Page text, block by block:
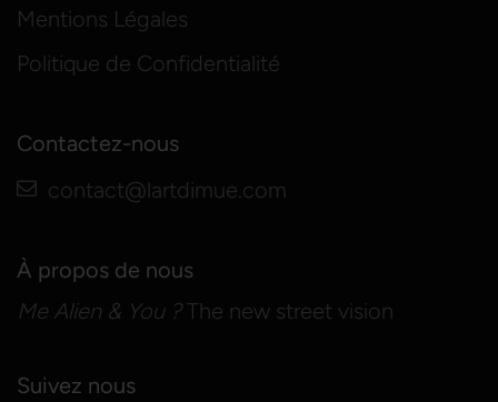
Mentions Légales
Politique de Confidentialité
Contactez-nous
contact@lartdimue.com
À propos de nous
Me Alien & You ?The new street vision
Suivez nous